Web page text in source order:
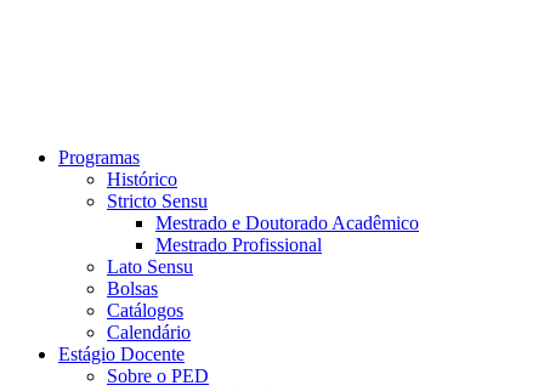
Programas
Histórico
Stricto Sensu
Mestrado e Doutorado Acadêmico
Mestrado Profissional
Lato Sensu
Bolsas
Catálogos
Calendário
Estágio Docente
Sobre o PED